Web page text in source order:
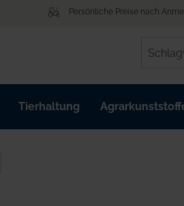
Persönliche Preise nach
Tierhaltung